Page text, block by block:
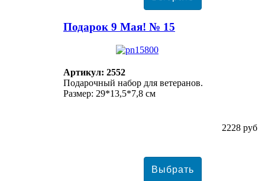
Подарок 9 Мая! № 15
Артикул: 2552
Подарочный набор для ветеранов.
Размер: 29*13,5*7,8 см
2228 руб